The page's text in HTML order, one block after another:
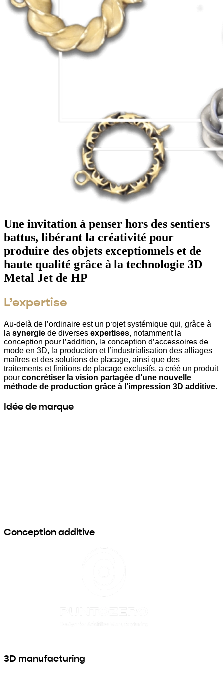
Une invitation à penser hors des sentiers
battus, libérant la créativité pour
produire des objets exceptionnels et de
haute qualité grâce à la technologie 3D
Metal Jet de HP
L’expertise
Au-delà de l’ordinaire est un projet systémique qui, grâce à
la synergie de diverses expertises, notamment la
conception pour l’addition, la conception d’accessoires de
mode en 3D, la production et l’industrialisation des alliages
maîtres et des solutions de placage, ainsi que des
traitements et finitions de placage exclusifs, a créé un produit
pour concrétiser la vision partagée d’une nouvelle
méthode de production grâce à l’impression 3D additive.
Idée de marque
Conception additive
3D manufacturing